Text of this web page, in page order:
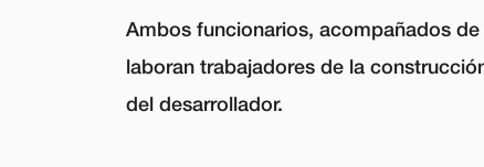
Ambos funcionarios, acompañados
laboran trabajadores de la
del desarrollador.